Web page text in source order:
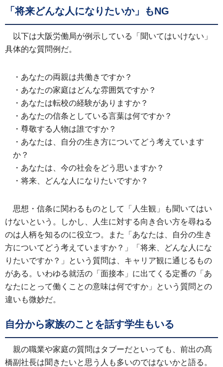
「将来どんな人になりたいか」もNG
以下は大阪労働局が例示している「聞いてはいけない」
具体的な質問例だ。
・あなたの両親は共働きですか？
・あなたの家庭はどんな雰囲気ですか？
・あなたは転校の経験がありますか？
・あなたの信条としている言葉は何ですか？
・尊敬する人物は誰ですか？
・あなたは、自分の生き方についてどう考えています
か？
・あなたは、今の社会をどう思いますか？
・将来、どんな人になりたいですか？
思想・信条に関わるものとして「人生観」も聞いてはい
けないという。しかし、人生に対する向き合い方を尋ねる
のは人柄を知るのに役立つ。また「あなたは、自分の生き
方についてどう考えていますか？」「将来、どんな人にな
りたいですか？」という質問は、キャリア観に通じるもの
がある。いわゆる就活の「面接本」に出てくる定番の「あ
なたにとって働くことの意味は何ですか」という質問との
違いも微妙だ。
自分から家族のことを話す学生もいる
親の職業や家庭の質問はタブーだといっても、前出の髙
橋副社長は聞きたいと思う人も多いのではないかと語る。